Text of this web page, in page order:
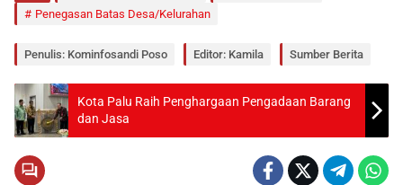
Penegasan Batas Desa/Kelurahan
Penulis: Kominfosandi Poso Editor: Kamila Sumber Berita
Kota Palu Raih Penghargaan Pengadaan Barang
dan Jasa